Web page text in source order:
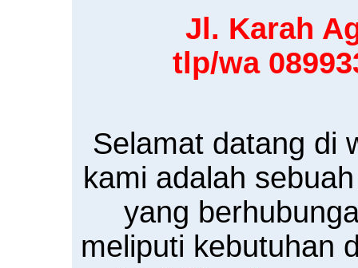
Jl. Karah
tlp/wa
Selamat datang di
kami adalah
yang
meliputi kebutuhan